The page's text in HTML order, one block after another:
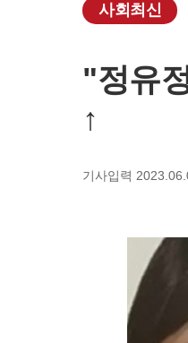
사회최신
"정유
↑
기사입력